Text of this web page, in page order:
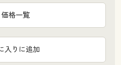
入りに追加
格一覧